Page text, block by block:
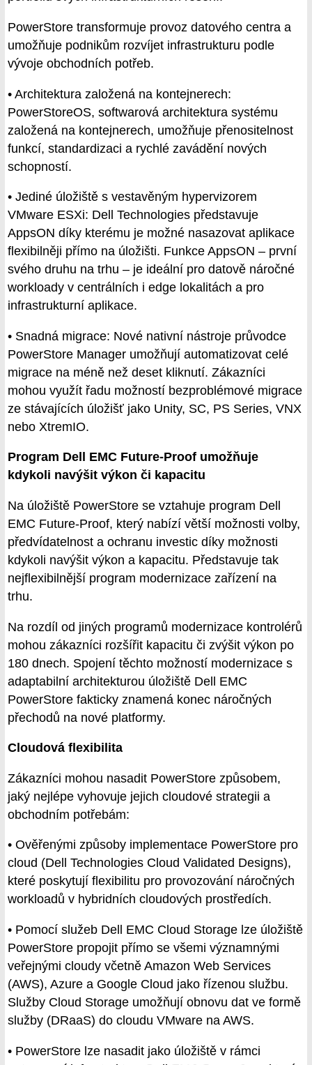
PowerStore transformuje provoz datového centra a
umožňuje podnikům rozvíjet infrastrukturu podle
vývoje obchodních potřeb.
• Architektura založená na kontejnerech:
PowerStoreOS, softwarová architektura systému
založená na kontejnerech, umožňuje přenositelnost
funkcí, standardizaci a rychlé zavádění nových
schopností.
• Jediné úložiště s vestavěným hypervizorem
VMware ESXi: Dell Technologies představuje
AppsON díky kterému je možné nasazovat aplikace
flexibilněji přímo na úložišti. Funkce AppsON – první
svého druhu na trhu – je ideální pro datově náročné
workloady v centrálních i edge lokalitách a pro
infrastrukturní aplikace.
• Snadná migrace: Nové nativní nástroje průvodce
PowerStore Manager umožňují automatizovat celé
migrace na méně než deset kliknutí. Zákazníci
mohou využít řadu možností bezproblémové migrace
ze stávajících úložišť jako Unity, SC, PS Series, VNX
nebo XtremIO.
Program Dell EMC Future-Proof umožňuje
kdykoli navýšit výkon či kapacitu
Na úložiště PowerStore se vztahuje program Dell
EMC Future-Proof, který nabízí větší možnosti volby,
předvídatelnost a ochranu investic díky možnosti
kdykoli navýšit výkon a kapacitu. Představuje tak
nejflexibilnější program modernizace zařízení na
trhu.
Na rozdíl od jiných programů modernizace kontrolérů
mohou zákazníci rozšířit kapacitu či zvýšit výkon po
180 dnech. Spojení těchto možností modernizace s
adaptabilní architekturou úložiště Dell EMC
PowerStore fakticky znamená konec náročných
přechodů na nové platformy.
Cloudová flexibilita
Zákazníci mohou nasadit PowerStore způsobem,
jaký nejlépe vyhovuje jejich cloudové strategii a
obchodním potřebám:
• Ověřenými způsoby implementace PowerStore pro
cloud (Dell Technologies Cloud Validated Designs),
které poskytují flexibilitu pro provozování náročných
workloadů v hybridních cloudových prostředích.
• Pomocí služeb Dell EMC Cloud Storage lze úložiště
PowerStore propojit přímo se všemi významnými
veřejnými cloudy včetně Amazon Web Services
(AWS), Azure a Google Cloud jako řízenou službu.
Služby Cloud Storage umožňují obnovu dat ve formě
služby (DRaaS) do cloudu VMware na AWS.
• PowerStore lze nasadit jako úložiště v rámci